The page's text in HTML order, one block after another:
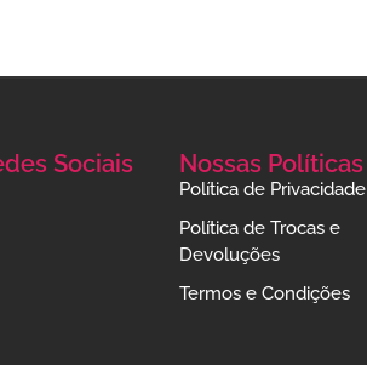
Sociais Nossas Políticas
Política de Privacidade
Política de Trocas e
Devoluções
Termos e Condições